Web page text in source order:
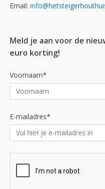
Email:
Meld je aan voor de
euro korting!
Voornaam*
E-mailadres*